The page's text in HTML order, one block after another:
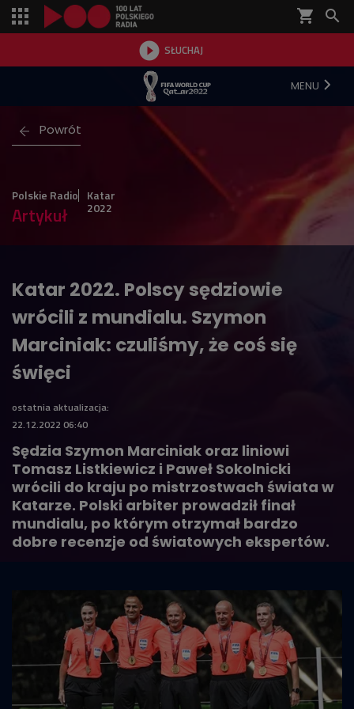
shopping_cart 
 SŁUCHAJ

MENU
Powrót
Polskie Radio Katar
2022
Artykuł
Katar 2022. Polscy sędziowie
wrócili z mundialu. Szymon
Marciniak: czuliśmy, że coś się
święci
ostatnia aktualizacja:
22.12.2022 06:40
Sędzia Szymon Marciniak oraz liniowi
Tomasz Listkiewicz i Paweł Sokolnicki
wrócili do kraju po mistrzostwach świata w
Katarze. Polski arbiter prowadził finał
mundialu, po którym otrzymał bardzo
dobre recenzje od światowych ekspertów.